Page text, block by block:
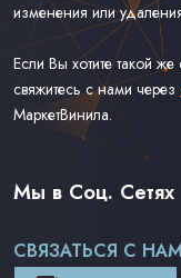
изменения или
Если Вы хотите такой
свяжитесь с нами через
МаркетВинила.
Весь Каталог Винила
Рок на 7''
Доставка и Оплата
Мы в Соц. Сетях
СВЯЗАТЬСЯ С